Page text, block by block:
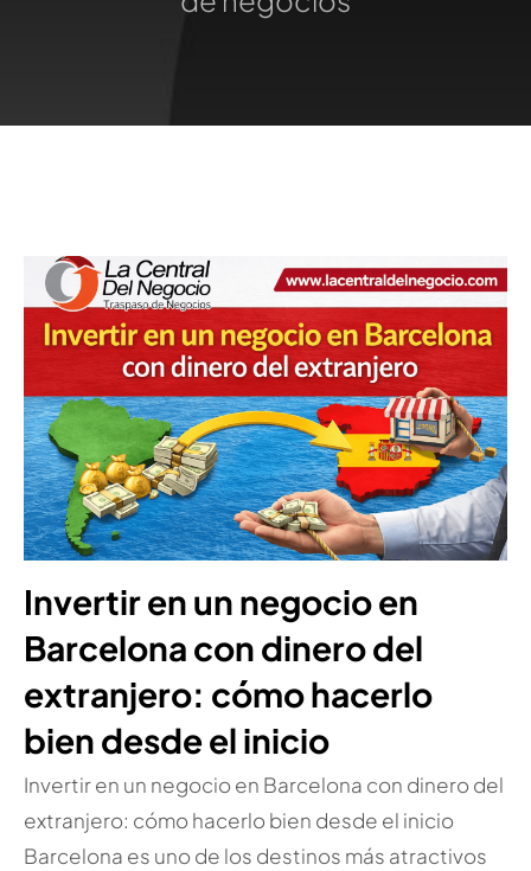
Invertir en un negocio en
Barcelona con dinero del
extranjero: cómo hacerlo
bien desde el inicio
Invertir en un negocio en Barcelona con dinero del
extranjero: cómo hacerlo bien desde el inicio
Barcelona es uno de los destinos más atractivos